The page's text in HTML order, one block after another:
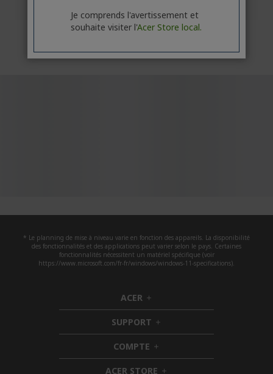
* Le planning de mise à niveau varie en fonction des appareils. La disponibilité
des fonctionnalités et des applications peut varier selon le pays. Certaines
fonctionnalités nécessitent un matériel spécifique (voir
https://www.microsoft.com/fr-fr/windows/windows-11-specifications).
ACER h
i
d
d
e
n
SUPPORT h
i
d
d
COMPTE h
i
ACER STORE
Je comprends l'avertissement et
souhaite visiter l'Acer Store local.